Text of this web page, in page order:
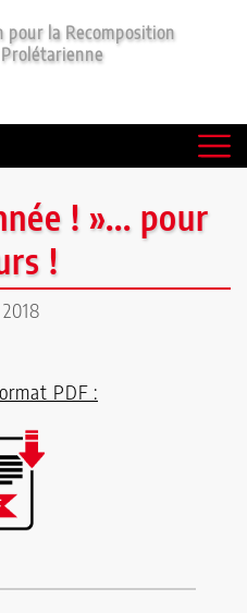
pour la Recomposition
! »... pour
!
PDF :